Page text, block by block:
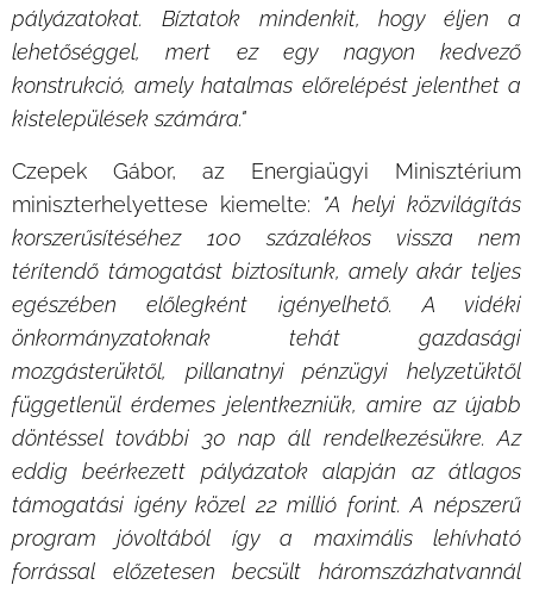
pályázatokat. Bíztatok mindenkit, hogy éljen a
lehetőséggel, mert ez egy nagyon kedvező
konstrukció, amely hatalmas előrelépést jelenthet a
kistelepülések számára."
Czepek Gábor, az Energiaügyi Minisztérium
miniszterhelyettese kiemelte: "A helyi közvilágítás
korszerűsítéséhez 100 százalékos vissza nem
térítendő támogatást biztosítunk, amely akár teljes
egészében előlegként igényelhető. A vidéki
önkormányzatoknak tehát gazdasági
mozgásterüktől, pillanatnyi pénzügyi helyzetüktől
függetlenül érdemes jelentkezniük, amire az újabb
döntéssel további 30 nap áll rendelkezésükre. Az
eddig beérkezett pályázatok alapján az átlagos
támogatási igény közel 22 millió forint. A népszerű
program jóvoltából így a maximális lehívható
forrással előzetesen becsült háromszázhatvannál